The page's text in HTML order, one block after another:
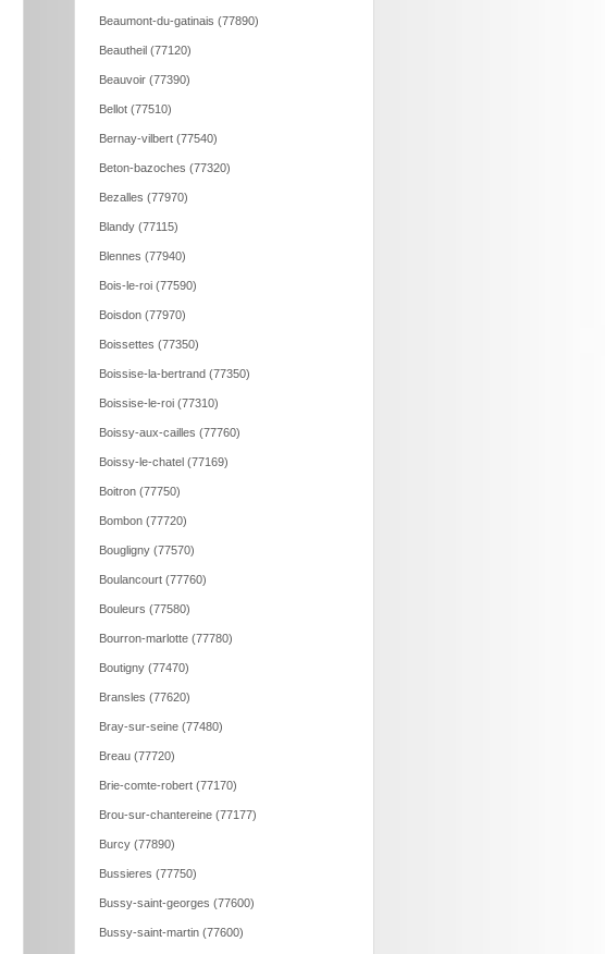
Beaumont-du-gatinais (77890)
Beautheil (77120)
Beauvoir (77390)
Bellot (77510)
Bernay-vilbert (77540)
Beton-bazoches (77320)
Bezalles (77970)
Blandy (77115)
Blennes (77940)
Bois-le-roi (77590)
Boisdon (77970)
Boissettes (77350)
Boissise-la-bertrand (77350)
Boissise-le-roi (77310)
Boissy-aux-cailles (77760)
Boissy-le-chatel (77169)
Boitron (77750)
Bombon (77720)
Bougligny (77570)
Boulancourt (77760)
Bouleurs (77580)
Bourron-marlotte (77780)
Boutigny (77470)
Bransles (77620)
Bray-sur-seine (77480)
Breau (77720)
Brie-comte-robert (77170)
Brou-sur-chantereine (77177)
Burcy (77890)
Bussieres (77750)
Bussy-saint-georges (77600)
Bussy-saint-martin (77600)